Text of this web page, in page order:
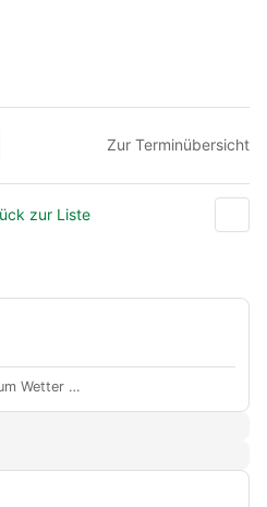
Zur Terminübersicht
zur Liste
Wetter …